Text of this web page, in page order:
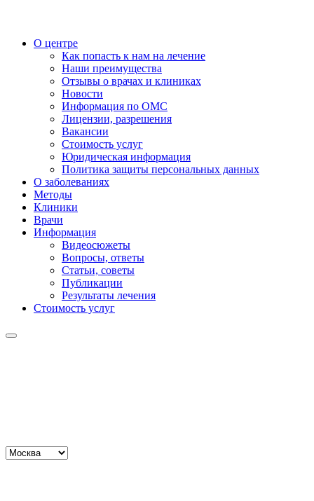
О центре
Как попасть к нам на лечение
Наши преимущества
Отзывы о врачах и клиниках
Новости
Информация по ОМС
Лицензии, разрешения
Вакансии
Стоимость услуг
Юридическая информация
Политика защиты персональных данных
О заболеваниях
Методы
Клиники
Врачи
Информация
Видеосюжеты
Вопросы, ответы
Статьи, советы
Публикации
Результаты лечения
Стоимость услуг